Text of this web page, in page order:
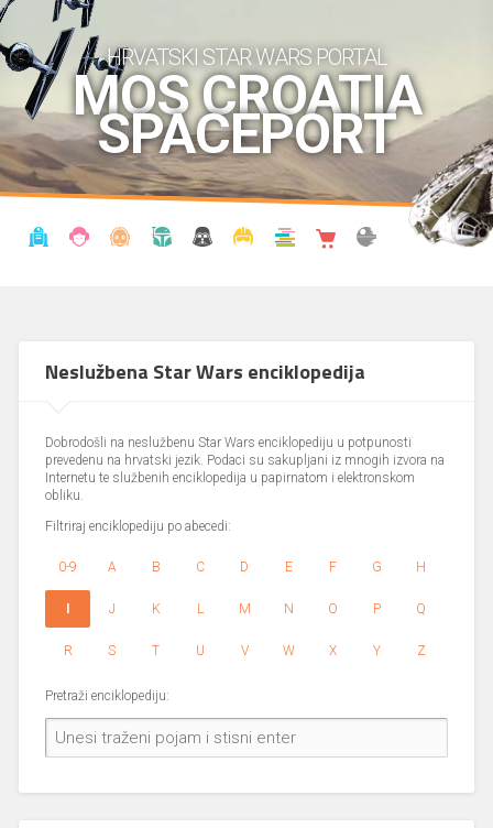
HRVATSKI STAR WARS PORTAL
MOS CROATIA
SPACEPORT
Neslužbena Star Wars enciklopedija
Dobrodošli na neslužbenu Star Wars enciklopediju u potpunosti
prevedenu na hrvatski jezik. Podaci su sakupljani iz mnogih izvora na
Internetu te službenih enciklopedija u papirnatom i elektronskom
obliku.
Filtriraj enciklopediju po abecedi:
0-9 A B C D E F G H
I J K L M N O P Q
R S T U V W X Y Z
Pretraži enciklopediju: